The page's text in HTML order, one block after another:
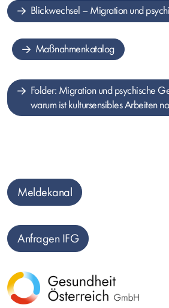
Blickwechsel – Migration und
Maßnahmenkatalog
Folder: Migration und psychische
warum ist kultursensibles Arbeiten
Meldekanal
Anfragen IFG